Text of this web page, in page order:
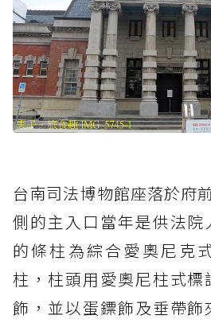
台南司法博物館座落於府
側的主入口當年是供法院
的條柱為綜合愛奧尼克
柱，柱頭用愛奧尼柱式標
飾，並以蛋鏢飾及垂帶飾